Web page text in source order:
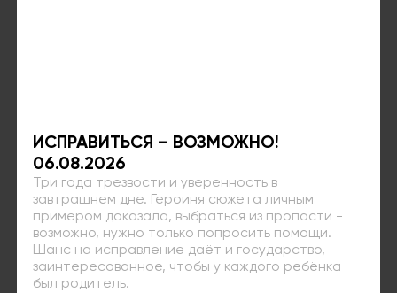
ИСПРАВИТЬСЯ – ВОЗМОЖНО!
06.08.2026
Три года трезвости и уверенность в
завтрашнем дне. Героиня сюжета личным
примером доказала, выбраться из пропасти -
возможно, нужно только попросить помощи.
Шанс на исправление даёт и государство,
заинтересованное, чтобы у каждого ребёнка
был родитель.